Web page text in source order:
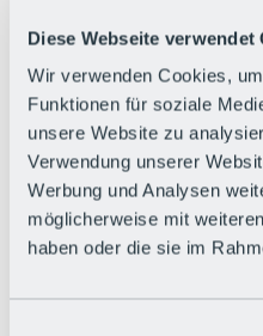
Diese Webseite verwendet
Wir verwenden Cookies,
Funktionen für soziale
unsere Website zu
Verwendung unserer
Werbung und Analysen
möglicherweise mit
haben oder die sie im